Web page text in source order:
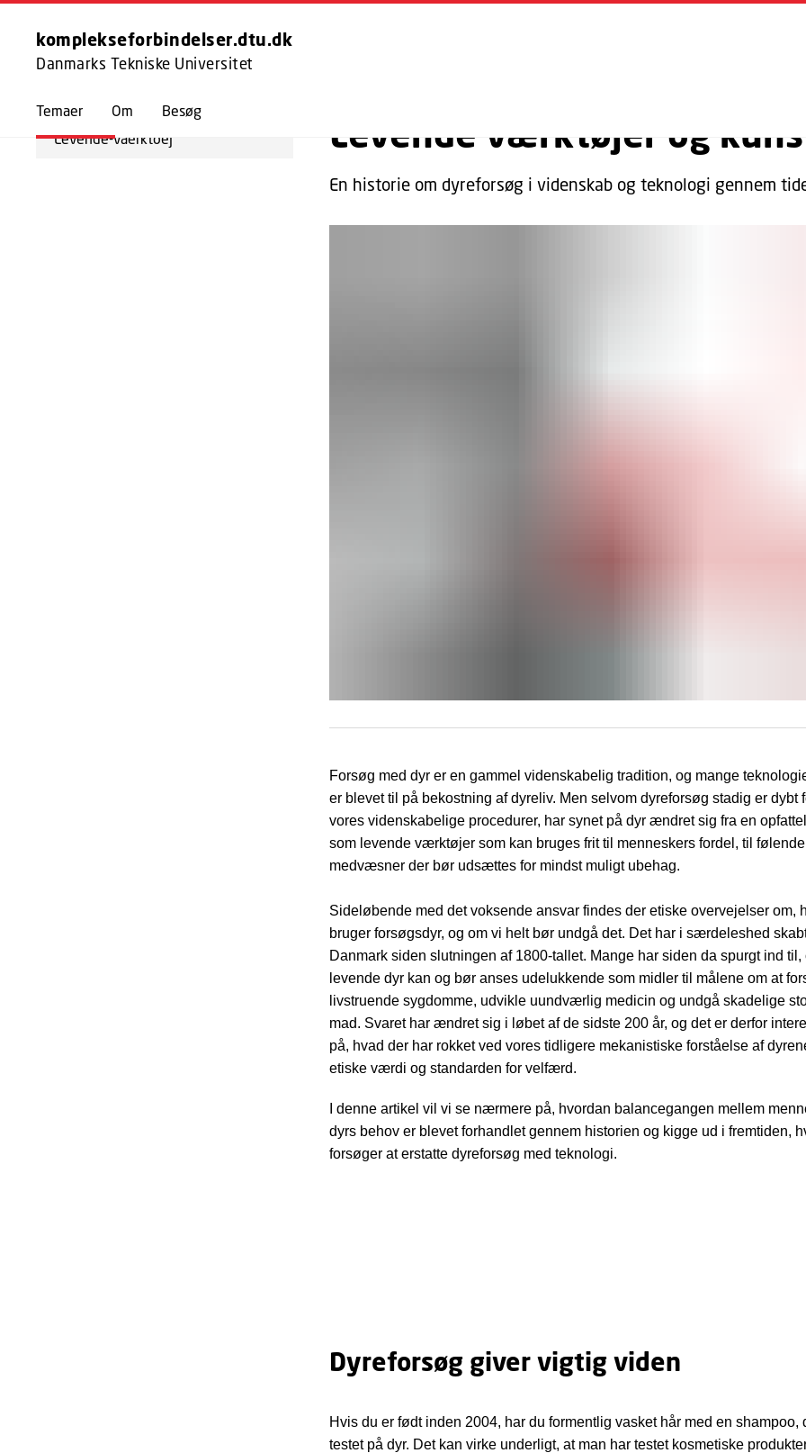
GÅ TIL PRIMÆRT INDHOLD (TRYK ENTER).
komplekseforbindelser.dtu.dk
Danmarks Tekniske Universitet
Temaer Om Besøg
Levende-vaerktoej Levende værktøjer og
En historie om dyreforsøg i videnskab og teknologi gennem
Forsøg med dyr er en gammel videnskabelig tradition, og mange
er blevet til på bekostning af dyreliv. Men selvom dyreforsøg stadig er dybt
vores videnskabelige procedurer, har synet på dyr ændret sig fra en
som levende værktøjer som kan bruges frit til menneskers fordel, til følende
medvæsner der bør udsættes for mindst muligt ubehag.
Sideløbende med det voksende ansvar findes der etiske overvejelser om,
bruger forsøgsdyr, og om vi helt bør undgå det. Det har i særdeleshed
Danmark siden slutningen af 1800-tallet. Mange har siden da spurgt ind til,
levende dyr kan og bør anses udelukkende som midler til målene om at
livstruende sygdomme, udvikle uundværlig medicin og undgå skadelige
mad. Svaret har ændret sig i løbet af de sidste 200 år, og det er derfor
på, hvad der har rokket ved vores tidligere mekanistiske forståelse af
etiske værdi og standarden for velfærd.
I denne artikel vil vi se nærmere på, hvordan balancegangen mellem
dyrs behov er blevet forhandlet gennem historien og kigge ud i fremtiden,
forsøger at erstatte dyreforsøg med teknologi.
Dyreforsøg giver vigtig viden
Hvis du er født inden 2004, har du formentlig vasket hår med en shampoo,
testet på dyr. Det kan virke underligt, at man har testet kosmetiske